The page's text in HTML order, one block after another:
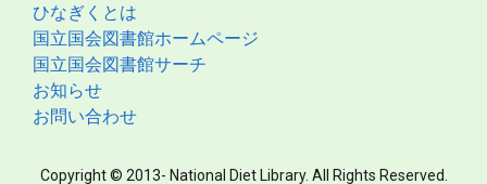
ひなぎくとは
国立国会図書館ホームページ
国立国会図書館サーチ
お知らせ
お問い合わせ
Copyright © 2013- National Diet Library. All Rights Reserved.